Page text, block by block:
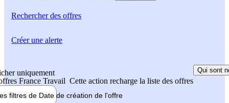
Rechercherdes offres
uniquement
France Travail Cette action recharge la liste des offres
Qui sont
filtres de Date de création de l'offre
Créer une alerte